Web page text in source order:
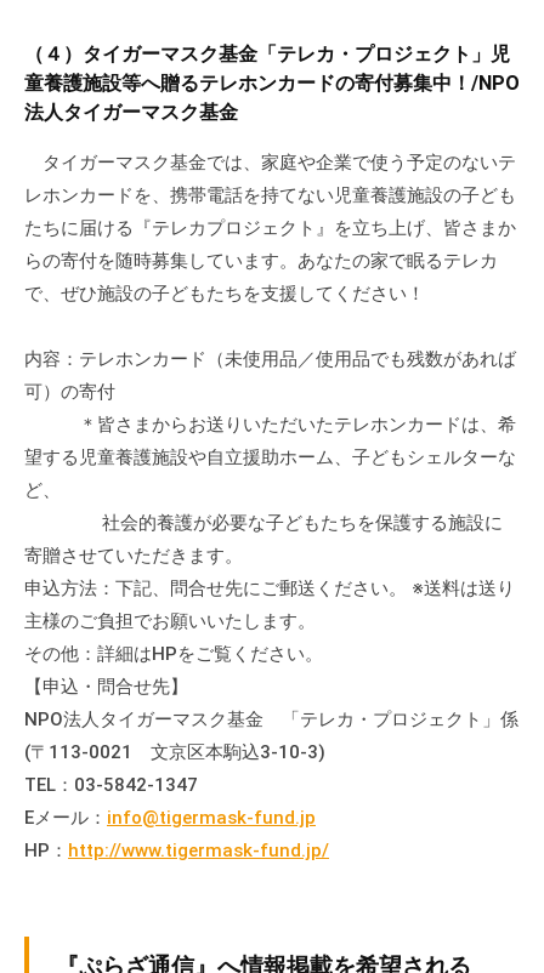
（４）タイガーマスク基金「テレカ・プロジェクト」児
童養護施設等へ贈るテレホンカードの寄付募集中！/NPO
法人タイガーマスク基金
タイガーマスク基金では、家庭や企業で使う予定のないテ
レホンカードを、携帯電話を持てない児童養護施設の子ども
たちに届ける『テレカプロジェクト』を立ち上げ、皆さまか
らの寄付を随時募集しています。あなたの家で眠るテレカ
で、ぜひ施設の子どもたちを支援してください！
内容：テレホンカード（未使用品／使用品でも残数があれば
可）の寄付
＊皆さまからお送りいただいたテレホンカードは、希
望する児童養護施設や自立援助ホーム、子どもシェルターな
ど、
社会的養護が必要な子どもたちを保護する施設に
寄贈させていただきます。
申込方法：下記、問合せ先にご郵送ください。 ※送料は送り
主様のご負担でお願いいたします。
その他：詳細はHPをご覧ください。
【申込・問合せ先】
NPO法人タイガーマスク基金 「テレカ・プロジェクト」係
(〒113-0021 文京区本駒込3-10-3)
TEL：03-5842-1347
Eメール： info@tigermask-fund.jp
HP： http://www.tigermask-fund.jp/
『ぷらざ通信』へ情報掲載を希望される